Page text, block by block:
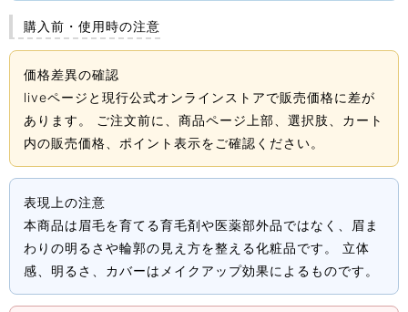
購入前・使用時の注意
価格差異の確認
liveページと現行公式オンラインストアで販売価格に差が
あります。 ご注文前に、商品ページ上部、選択肢、カート
内の販売価格、ポイント表示をご確認ください。
表現上の注意
本商品は眉毛を育てる育毛剤や医薬部外品ではなく、眉ま
わりの明るさや輪郭の見え方を整える化粧品です。 立体
感、明るさ、カバーはメイクアップ効果によるものです。